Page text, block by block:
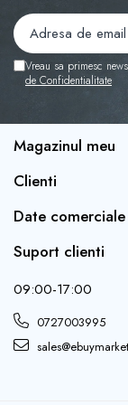
Vreau sa primesc
de Confidentialitate
Magazinul meu
Clienti
Date comerciale
Suport clienti
09:00-17:00
0727003995